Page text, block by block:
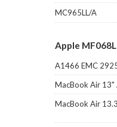
MC965LL/A
Apple
A1466 EMC
MacBook Air
MacBook Air